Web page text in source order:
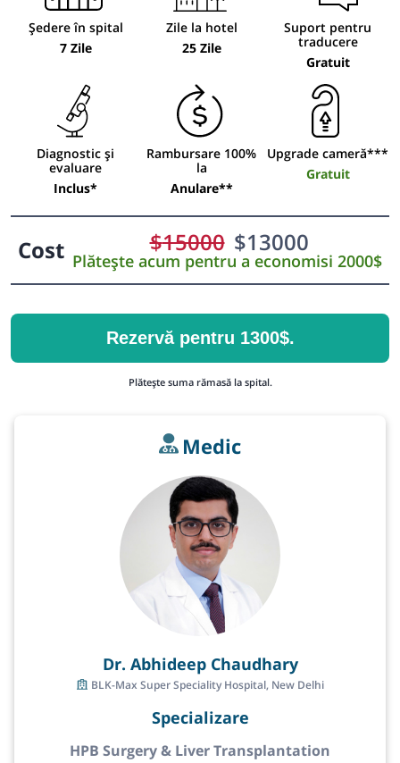
Ședere în spital
7 Zile
Zile la hotel
25 Zile
Suport pentru
traducere
Gratuit
Diagnostic și
evaluare
Inclus*
Rambursare 100%
la
Anulare**
Upgrade cameră***
Gratuit
Cost $15000 $13000
Plătește acum pentru a economisi 2000$
Rezervă pentru 1300$.
Plătește suma rămasă la spital.
Medic
Dr. Abhideep Chaudhary
BLK-Max Super Speciality Hospital, New Delhi
Specializare
HPB Surgery & Liver Transplantation